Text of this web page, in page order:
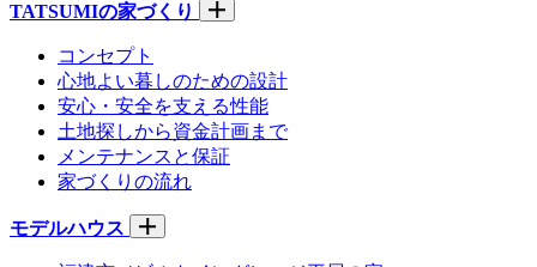
TATSUMIの家づくり
コンセプト
心地よい暮しのための設計
安心・安全を支える性能
土地探しから資金計画まで
メンテナンスと保証
家づくりの流れ
モデルハウス